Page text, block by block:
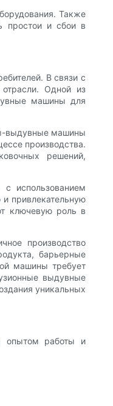
Также
простои и сбои в
В связи с
Одной из
машины для
выдувные машины
производства.
решений,
использованием
привлекательную
ключевую роль в
производство
барьерные
машины требует
выдувные
уникальных
опытом работы и